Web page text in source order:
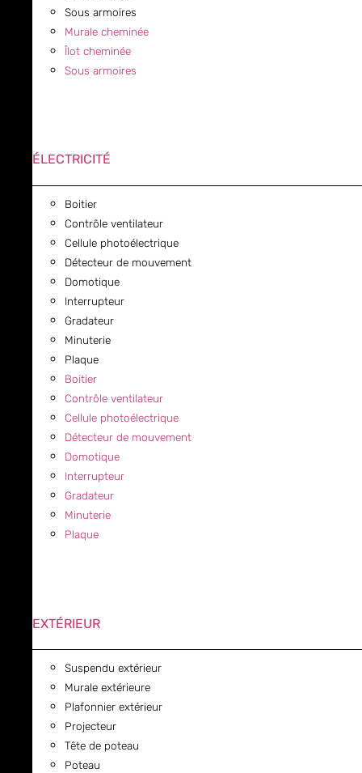
Sous armoires
Murale cheminée
Îlot cheminée
Sous armoires
ÉLECTRICITÉ
Boitier
Contrôle ventilateur
Cellule photoélectrique
Détecteur de mouvement
Domotique
Interrupteur
Gradateur
Minuterie
Plaque
Boitier
Contrôle ventilateur
Cellule photoélectrique
Détecteur de mouvement
Domotique
Interrupteur
Gradateur
Minuterie
Plaque
EXTÉRIEUR
Suspendu extérieur
Murale extérieure
Plafonnier extérieur
Projecteur
Tête de poteau
Poteau